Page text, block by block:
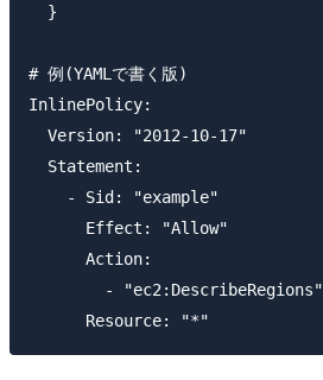
  }
# 例(YAMLで書く版)
InlinePolicy:
  Version: "2012-10-17"
  Statement:
    - Sid: "example"
      Effect: "Allow"
      Action:
        - "ec2:DescribeRegions"